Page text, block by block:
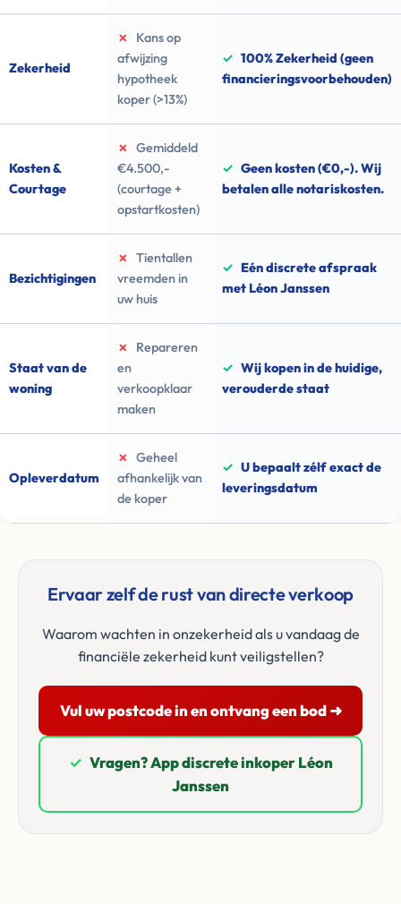
Zekerheid
✗
Kans op
afwijzing
hypotheek
koper (>13%)
✓ 100% Zekerheid (geen
financieringsvoorbehouden)
Kosten &
Courtage
✗
Gemiddeld
€4.500,-
(courtage +
opstartkosten)
✓ Geen kosten (€0,-). Wij
betalen alle notariskosten.
Bezichtigingen
✗
Tientallen
vreemden in
uw huis
✓ Eén discrete afspraak
met Léon Janssen
Staat van de
woning
✗
Repareren
en
verkoopklaar
maken
✓ Wij kopen in de huidige,
verouderde staat
Opleverdatum
✗
Geheel
afhankelijk van
de koper
✓ U bepaalt zélf exact de
leveringsdatum
Ervaar zelf de rust van directe verkoop
Waarom wachten in onzekerheid als u vandaag de
financiële zekerheid kunt veiligstellen?
Vul uw postcode in en ontvang een bod ➜
✓ Vragen? App discrete inkoper Léon
Janssen